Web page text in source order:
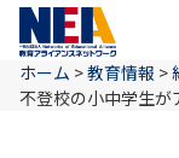
ホーム >教育情報 >
不登校の小中学生が